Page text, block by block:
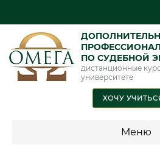
ПО СУДЕБНОЙ
дистанционные
университете
ХОЧУ
Меню